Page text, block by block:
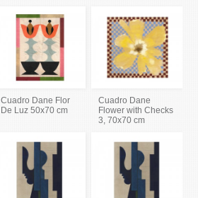
Cuadro Dane Flor
De Luz 50x70 cm
Cuadro Dane
Flower with Checks
3, 70x70 cm